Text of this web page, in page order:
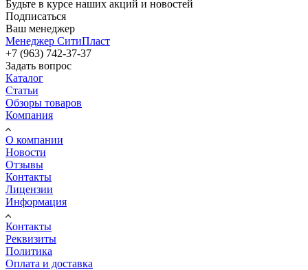
Будьте в курсе наших акций и новостей
Подписаться
Ваш менеджер
Менеджер СитиПласт
+7 (963) 742-37-37
Задать вопрос
Каталог
Статьи
Обзоры товаров
Компания
О компании
Новости
Отзывы
Контакты
Лицензии
Информация
Контакты
Реквизиты
Политика
Оплата и доставка